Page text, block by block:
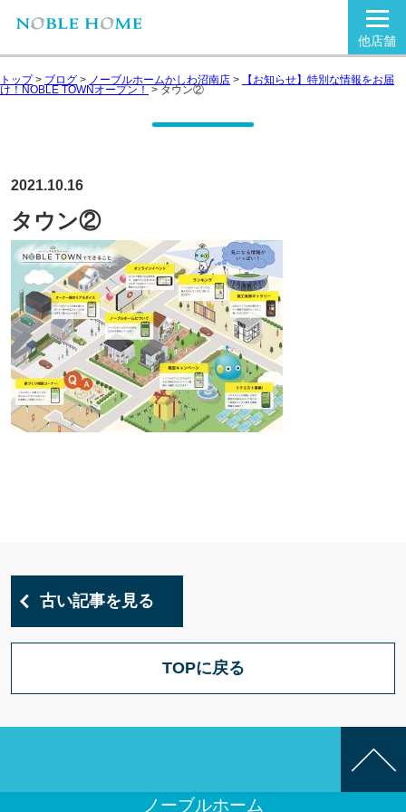
他店舗
トップ> ブログ > ノーブルホームかしわ沼南店 > 【お知らせ】特別な情報をお届
け！NOBLE TOWNオープン！ > タウン②
2021.10.16
タウン②
古い記事を見る
TOPに戻る
ノーブルホーム